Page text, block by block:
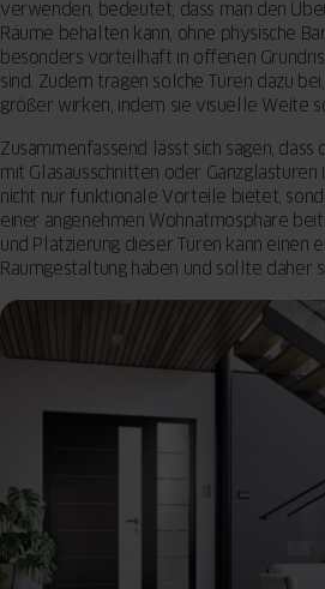
verwenden, bedeutet, dass man den
Räume behalten kann, ohne physische
besonders vorteilhaft in offenen
sind. Zudem tragen solche Türen dazu
größer wirken, indem sie visuelle Weite
Zusammenfassend lässt sich sagen, dass
mit Glasausschnitten oder Ganzglastüren
nicht nur funktionale Vorteile bietet,
einer angenehmen Wohnatmosphäre
und Platzierung dieser Türen kann einen
Raumgestaltung haben und sollte daher